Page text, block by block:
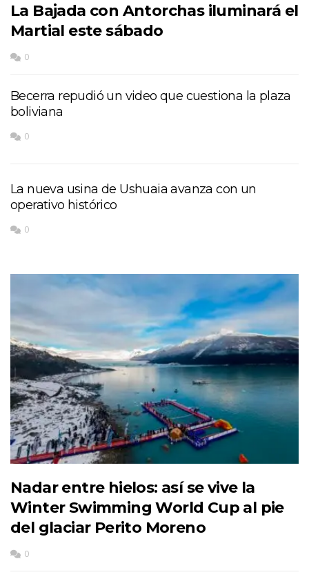
La Bajada con Antorchas iluminará el
Martial este sábado
0
Becerra repudió un video que cuestiona la plaza
boliviana
0
La nueva usina de Ushuaia avanza con un
operativo histórico
0
Nadar entre hielos: así se vive la
Winter Swimming World Cup al pie
del glaciar Perito Moreno
0